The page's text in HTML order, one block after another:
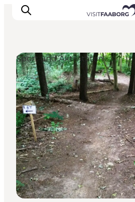
Unterkünfte
Gastronomie
Erlebnisse
Inselhüpfen
Outdoor
Kalender
Sport und Aktivitäten